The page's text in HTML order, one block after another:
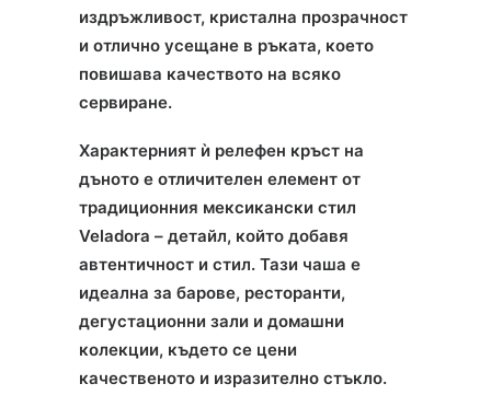
издръжливост, кристална прозрачност
и отлично усещане в ръката, което
повишава качеството на всяко
сервиране.
Характерният ѝ релефен кръст на
дъното е отличителен елемент от
традиционния мексикански стил
Veladora – детайл, който добавя
автентичност и стил. Тази чаша е
идеална за барове, ресторанти,
дегустационни зали и домашни
колекции, където се цени
качественото и изразително стъкло.